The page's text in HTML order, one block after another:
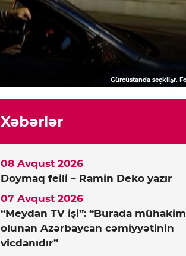
Gürcüstanda seçkilər.
Xəbərlər
Doymaq feili – Ramin Deko yazır
08 Avqust 2026
“Meydan TV işi”: “Burada
olunan Azərbaycan cəmiyyətinin
vicdanıdır”
07 Avqust 2026